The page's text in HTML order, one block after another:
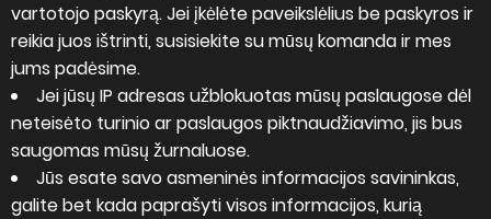
vartotojo paskyrą. Jei įkėlėte paveikslėlius be paskyros ir
reikia juos ištrinti, susisiekite su mūsų komanda ir mes
jums padėsime.
Jei jūsų IP adresas užblokuotas mūsų paslaugose dėl
neteisėto turinio ar paslaugos piktnaudžiavimo, jis bus
saugomas mūsų žurnaluose.
Jūs esate savo asmeninės informacijos savininkas,
galite bet kada paprašyti visos informacijos, kurią